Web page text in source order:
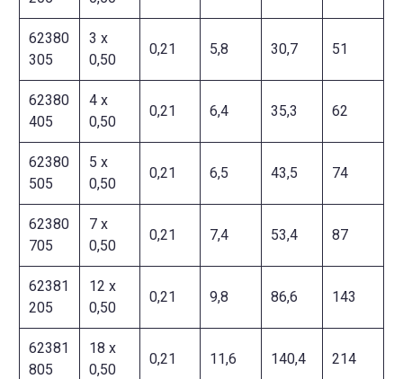
62380
305
3 x
0,50
0,21 5,8 30,7 51
62380
405
4 x
0,50
0,21 6,4 35,3 62
62380
505
5 x
0,50
0,21 6,5 43,5 74
62380
705
7 x
0,50
0,21 7,4 53,4 87
62381
205
12 x
0,50
0,21 9,8 86,6 143
62381
805
18 x
0,50
0,21 11,6 140,4 214